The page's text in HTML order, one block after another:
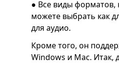
● Все виды форматов,
можете выбрать как
для аудио.
Кроме того, он
Windows и Mac. Итак,